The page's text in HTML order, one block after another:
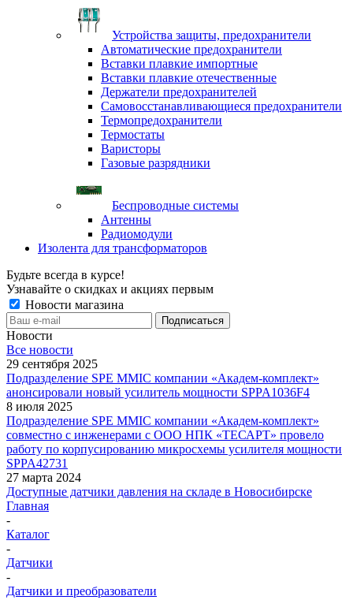
Устройства защиты, предохранители
Автоматические предохранители
Вставки плавкие импортные
Вставки плавкие отечественные
Держатели предохранителей
Самовосстанавливающиеся предохранители
Термопредохранители
Термостаты
Варисторы
Газовые разрядники
Беспроводные системы
Антенны
Радиомодули
Изолента для трансформаторов
Будьте всегда в курсе!
Узнавайте о скидках и акциях первым
Новости магазина
Новости
Все новости
29 сентября 2025
Подразделение SPE MMIC компании «Академ-комплект»
анонсировали новый усилитель мощности SPPA1036F4
8 июля 2025
Подразделение SPE MMIC компании «Академ-комплект»
совместно с инженерами с ООО НПК «ТЕСАРТ» провело
работу по корпусированию микросхемы усилителя мощности
SPPA42731
27 марта 2024
Доступные датчики давления на складе в Новосибирске
Главная
-
Каталог
-
Датчики
-
Датчики и преобразователи